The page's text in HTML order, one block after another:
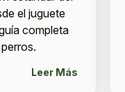
el juguete
completa
Leer Más